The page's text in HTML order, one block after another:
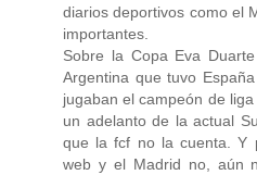
diarios deportivos como el
importantes.
Sobre la Copa Eva
Argentina que tuvo
jugaban el campeón de
un adelanto de la actual
que la fcf no la cuenta. Y
web y el Madrid no, aún